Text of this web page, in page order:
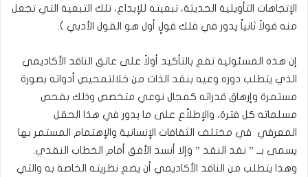
الإتجاهات التأويلية الحديثة، تبعيته للإبداع، تلك التبعية التي تجعل
منه قولاً ثانياً يدور في فلك قولٍ أول هو القول الأدبي ).
إن هذه المسئولية تقع بالتأكيد أولاً على عاتق الناقد الأكاديمي
الذي يتطلب دوره وعيه بنقد الذات من خلالتمحيص أدواته بصورة
مستمرة وإرهاق قدراته كمجال نوعي متخصص وذلك بفحص
مسلماته كل فترة، والإطلاّع على ما يدور في هذا الحقل
المعرفي في مختلف الثقافات الإنسانية والإهتمام المستمر بها
يسمى بــ ” نقد النقد ” وإلا أنسد الأفق أمام الخطاب النقدي.
وهذا يتطلب من الناقد الأكاديمي أن يضع نظريته الخاصة به والتي